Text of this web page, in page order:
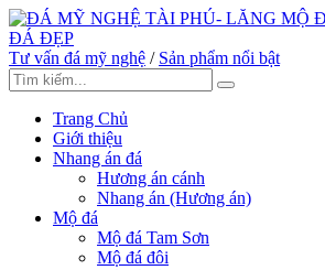
Tư vấn đá mỹ nghệ / Sản phẩm nổi bật
Trang Chủ
Giới thiệu
Nhang án đá
Hương án cánh
Nhang án (Hương án)
Mộ đá
Mộ đá Tam Sơn
Mộ đá đôi